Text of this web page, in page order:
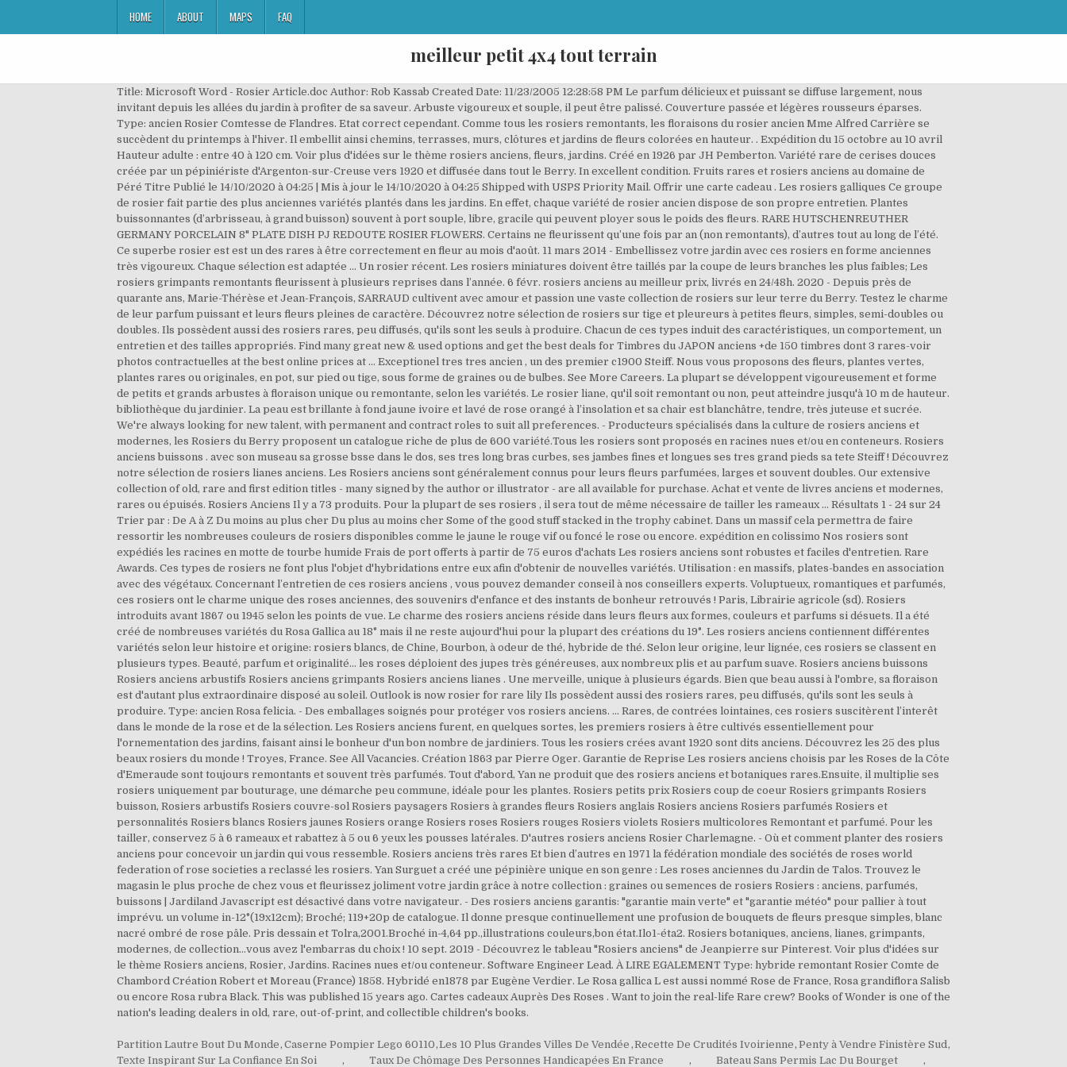
HOME ABOUT MAPS FAQ
meilleur petit 4x4 tout terrain
Title: Microsoft Word - Rosier Article.doc Author: Rob Kassab Created Date: 11/23/2005 12:28:58 PM Le parfum délicieux et puissant se diffuse largement, nous
invitant depuis les allées du jardin à profiter de sa saveur. Arbuste vigoureux et souple, il peut être palissé. Couverture passée et légères rousseurs éparses.
Type: ancien Rosier Comtesse de Flandres. Etat correct cependant. Comme tous les rosiers remontants, les floraisons du rosier ancien Mme Alfred Carrière se
succèdent du printemps à l'hiver. Il embellit ainsi chemins, terrasses, murs, clôtures et jardins de fleurs colorées en hauteur. . Expédition du 15 octobre au 10 avril
Hauteur adulte : entre 40 à 120 cm. Voir plus d'idées sur le thème rosiers anciens, fleurs, jardins. Créé en 1926 par JH Pemberton. Variété rare de cerises douces
créée par un pépiniériste d'Argenton-sur-Creuse vers 1920 et diffusée dans tout le Berry. In excellent condition. Fruits rares et rosiers anciens au domaine de
Péré Titre Publié le 14/10/2020 à 04:25 | Mis à jour le 14/10/2020 à 04:25 Shipped with USPS Priority Mail. Offrir une carte cadeau . Les rosiers galliques Ce groupe
de rosier fait partie des plus anciennes variétés plantés dans les jardins. En effet, chaque variété de rosier ancien dispose de son propre entretien. Plantes
buissonnantes (d’arbrisseau, à grand buisson) souvent à port souple, libre, gracile qui peuvent ployer sous le poids des fleurs. RARE HUTSCHENREUTHER
GERMANY PORCELAIN 8" PLATE DISH PJ REDOUTE ROSIER FLOWERS. Certains ne fleurissent qu’une fois par an (non remontants), d’autres tout au long de l’été.
Ce superbe rosier est est un des rares à être correctement en fleur au mois d'août. 11 mars 2014 - Embellissez votre jardin avec ces rosiers en forme anciennes
très vigoureux. Chaque sélection est adaptée … Un rosier récent. Les rosiers miniatures doivent être taillés par la coupe de leurs branches les plus faibles; Les
rosiers grimpants remontants fleurissent à plusieurs reprises dans l’année. 6 févr. rosiers anciens au meilleur prix, livrés en 24/48h. 2020 - Depuis près de
quarante ans, Marie-Thérèse et Jean-François, SARRAUD cultivent avec amour et passion une vaste collection de rosiers sur leur terre du Berry. Testez le charme
de leur parfum puissant et leurs fleurs pleines de caractère. Découvrez notre sélection de rosiers sur tige et pleureurs à petites fleurs, simples, semi-doubles ou
doubles. Ils possèdent aussi des rosiers rares, peu diffusés, qu'ils sont les seuls à produire. Chacun de ces types induit des caractéristiques, un comportement, un
entretien et des tailles appropriés. Find many great new & used options and get the best deals for Timbres du JAPON anciens +de 150 timbres dont 3 rares-voir
photos contractuelles at the best online prices at … Exceptionel tres tres ancien , un des premier c1900 Steiff. Nous vous proposons des fleurs, plantes vertes,
plantes rares ou originales, en pot, sur pied ou tige, sous forme de graines ou de bulbes. See More Careers. La plupart se développent vigoureusement et forme
de petits et grands arbustes à floraison unique ou remontante, selon les variétés. Le rosier liane, qu'il soit remontant ou non, peut atteindre jusqu'à 10 m de hauteur.
bibliothèque du jardinier. La peau est brillante à fond jaune ivoire et lavé de rose orangé à l’insolation et sa chair est blanchâtre, tendre, très juteuse et sucrée.
We're always looking for new talent, with permanent and contract roles to suit all preferences. - Producteurs spécialisés dans la culture de rosiers anciens et
modernes, les Rosiers du Berry proposent un catalogue riche de plus de 600 variété.Tous les rosiers sont proposés en racines nues et/ou en conteneurs. Rosiers
anciens buissons . avec son museau sa grosse bsse dans le dos, ses tres long bras curbes, ses jambes fines et longues ses tres grand pieds sa tete Steiff ! Découvrez
notre sélection de rosiers lianes anciens. Les Rosiers anciens sont généralement connus pour leurs fleurs parfumées, larges et souvent doubles. Our extensive
collection of old, rare and first edition titles - many signed by the author or illustrator - are all available for purchase. Achat et vente de livres anciens et modernes,
rares ou épuisés. Rosiers Anciens Il y a 73 produits. Pour la plupart de ses rosiers , il sera tout de même nécessaire de tailler les rameaux … Résultats 1 - 24 sur 24
Trier par : De A à Z Du moins au plus cher Du plus au moins cher Some of the good stuff stacked in the trophy cabinet. Dans un massif cela permettra de faire
ressortir les nombreuses couleurs de rosiers disponibles comme le jaune le rouge vif ou foncé le rose ou encore. expédition en colissimo Nos rosiers sont
expédiés les racines en motte de tourbe humide Frais de port offerts à partir de 75 euros d'achats Les rosiers anciens sont robustes et faciles d'entretien. Rare
Awards. Ces types de rosiers ne font plus l'objet d'hybridations entre eux afin d'obtenir de nouvelles variétés. Utilisation : en massifs, plates-bandes en association
avec des végétaux. Concernant l’entretien de ces rosiers anciens , vous pouvez demander conseil à nos conseillers experts. Voluptueux, romantiques et parfumés,
ces rosiers ont le charme unique des roses anciennes, des souvenirs d'enfance et des instants de bonheur retrouvés ! Paris, Librairie agricole (sd). Rosiers
introduits avant 1867 ou 1945 selon les points de vue. Le charme des rosiers anciens réside dans leurs fleurs aux formes, couleurs et parfums si désuets. Il a été
créé de nombreuses variétés du Rosa Gallica au 18° mais il ne reste aujourd'hui pour la plupart des créations du 19°. Les rosiers anciens contiennent différentes
variétés selon leur histoire et origine: rosiers blancs, de Chine, Bourbon, à odeur de thé, hybride de thé. Selon leur origine, leur lignée, ces rosiers se classent en
plusieurs types. Beauté, parfum et originalité… les roses déploient des jupes très généreuses, aux nombreux plis et au parfum suave. Rosiers anciens buissons
Rosiers anciens arbustifs Rosiers anciens grimpants Rosiers anciens lianes . Une merveille, unique à plusieurs égards. Bien que beau aussi à l'ombre, sa floraison
est d'autant plus extraordinaire disposé au soleil. Outlook is now rosier for rare lily Ils possèdent aussi des rosiers rares, peu diffusés, qu'ils sont les seuls à
produire. Type: ancien Rosa felicia. - Des emballages soignés pour protéger vos rosiers anciens. ... Rares, de contrées lointaines, ces rosiers suscitèrent l’interêt
dans le monde de la rose et de la sélection. Les Rosiers anciens furent, en quelques sortes, les premiers rosiers à être cultivés essentiellement pour
l'ornementation des jardins, faisant ainsi le bonheur d'un bon nombre de jardiniers. Tous les rosiers crées avant 1920 sont dits anciens. Découvrez les 25 des plus
beaux rosiers du monde ! Troyes, France. See All Vacancies. Création 1863 par Pierre Oger. Garantie de Reprise Les rosiers anciens choisis par les Roses de la Côte
d'Emeraude sont toujours remontants et souvent très parfumés. Tout d'abord, Yan ne produit que des rosiers anciens et botaniques rares.Ensuite, il multiplie ses
rosiers uniquement par bouturage, une démarche peu commune, idéale pour les plantes. Rosiers petits prix Rosiers coup de coeur Rosiers grimpants Rosiers
buisson, Rosiers arbustifs Rosiers couvre-sol Rosiers paysagers Rosiers à grandes fleurs Rosiers anglais Rosiers anciens Rosiers parfumés Rosiers et
personnalités Rosiers blancs Rosiers jaunes Rosiers orange Rosiers roses Rosiers rouges Rosiers violets Rosiers multicolores Remontant et parfumé. Pour les
tailler, conservez 5 à 6 rameaux et rabattez à 5 ou 6 yeux les pousses latérales. D'autres rosiers anciens Rosier Charlemagne. - Où et comment planter des rosiers
anciens pour concevoir un jardin qui vous ressemble. Rosiers anciens très rares Et bien d’autres en 1971 la fédération mondiale des sociétés de roses world
federation of rose societies a reclassé les rosiers. Yan Surguet a créé une pépinière unique en son genre : Les roses anciennes du Jardin de Talos. Trouvez le
magasin le plus proche de chez vous et fleurissez joliment votre jardin grâce à notre collection : graines ou semences de rosiers Rosiers : anciens, parfumés,
buissons | Jardiland Javascript est désactivé dans votre navigateur. - Des rosiers anciens garantis: "garantie main verte" et "garantie météo" pour pallier à tout
imprévu. un volume in-12°(19x12cm); Broché; 119+20p de catalogue. Il donne presque continuellement une profusion de bouquets de fleurs presque simples, blanc
nacré ombré de rose pâle. Pris dessain et Tolra,2001.Broché in-4,64 pp.,illustrations couleurs,bon état.Ilo1-éta2. Rosiers botaniques, anciens, lianes, grimpants,
modernes, de collection…vous avez l'embarras du choix ! 10 sept. 2019 - Découvrez le tableau "Rosiers anciens" de Jeanpierre sur Pinterest. Voir plus d'idées sur
le thème Rosiers anciens, Rosier, Jardins. Racines nues et/ou conteneur. Software Engineer Lead. À LIRE EGALEMENT Type: hybride remontant Rosier Comte de
Chambord Création Robert et Moreau (France) 1858. Hybridé en1878 par Eugène Verdier. Le Rosa gallica L est aussi nommé Rose de France, Rosa grandiflora Salisb
ou encore Rosa rubra Black. This was published 15 years ago. Cartes cadeaux Auprès Des Roses . Want to join the real-life Rare crew? Books of Wonder is one of the
nation's leading dealers in old, rare, out-of-print, and collectible children's books.
Partition Lautre Bout Du Monde, Caserne Pompier Lego 60110,Les 10 Plus Grandes Villes De Vendée ,Recette De Crudités Ivoirienne, Penty à Vendre Finistère Sud,
Texte Inspirant Sur La Confiance En Soi
, Taux De Chômage Des Personnes Handicapées En France , Bateau Sans Permis Lac Du Bourget ,